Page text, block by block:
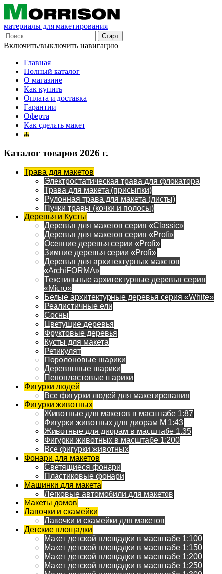
материалы для макетирования
Включить/выключить навигацию
Главная
Полный каталог
О магазине
Как купить
Оплата и доставка
Гарантии
Оферта
Как сделать макет
Каталог товаров 2026 г.
Трава для макетов
Электростатическая трава для флокатора
Трава для макета (присыпки)
Рулонная трава для макета (листы)
Пучки травы (кочки и полосы)
Деревья и Кусты
Деревья для макетов серия «Classic»
Деревья для макетов серия «Profi»
Осенние деревья серии «Profi»
Зимние деревья серии «Profi»
Деревья для архитектурных макетов
«ArchiFORMA»
Текстильные архитектурные деревья серия
«Micro»
Белые архитектурные деревья серия «White»
Реалистичные ели
Сосны
Цветущие деревья
Фруктовые деревья
Кусты для макета
Ретикулят
Поролоновые шарики
Деревянные шарики
Пенопластовые шарики
Фигурки людей
Все фигурки людей для макетирования
Фигурки животных
Животные для макетов в масштабе 1:87
Фигурки животных для диорам М 1:43
Животные для диорам в масштабе 1:35
Фигурки животных в масштабе 1:200
Все фигурки животных
Фонари для макетов
Светящиеся фонари
Пластиковые фонари
Машинки для макета
Легковые автомобили для макетов
Макеты домов
Лавочки и скамейки
Лавочки и скамейки для макетов
Детские площадки
Макет детской площадки в масштабе 1:100
Макет детской площадки в масштабе 1:150
Макет детской площадки в масштабе 1:200
Макет детской площадки в масштабе 1:250